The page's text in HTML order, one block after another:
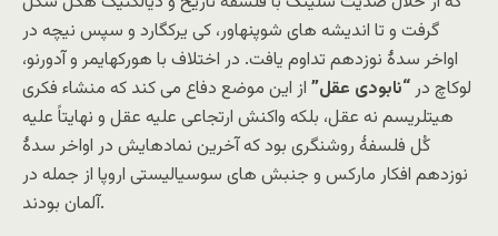
گرفت و تا اندیشه های شوپنهاور، کی یرکگارد و سپس نیچه در
اواخر سدۀ نوزدهم تداوم یافت. در اختلاف با هورکهایمر و آدورنو،
لوکاچ در“نابودی عقل” از این موضع دفاع می کند که منشاء فکری
هیتلریسم نه عقل، بلکه واکنش ارتجاعی علیه عقل و نهایتاً علیه
کُل فلسفۀ روشنگری بود که آخرین نمادهایش در اواخر سدۀ
نوزدهم افکار مارکس و جنبش های سوسیالیستی اروپا از جمله در
آلمان بودند.